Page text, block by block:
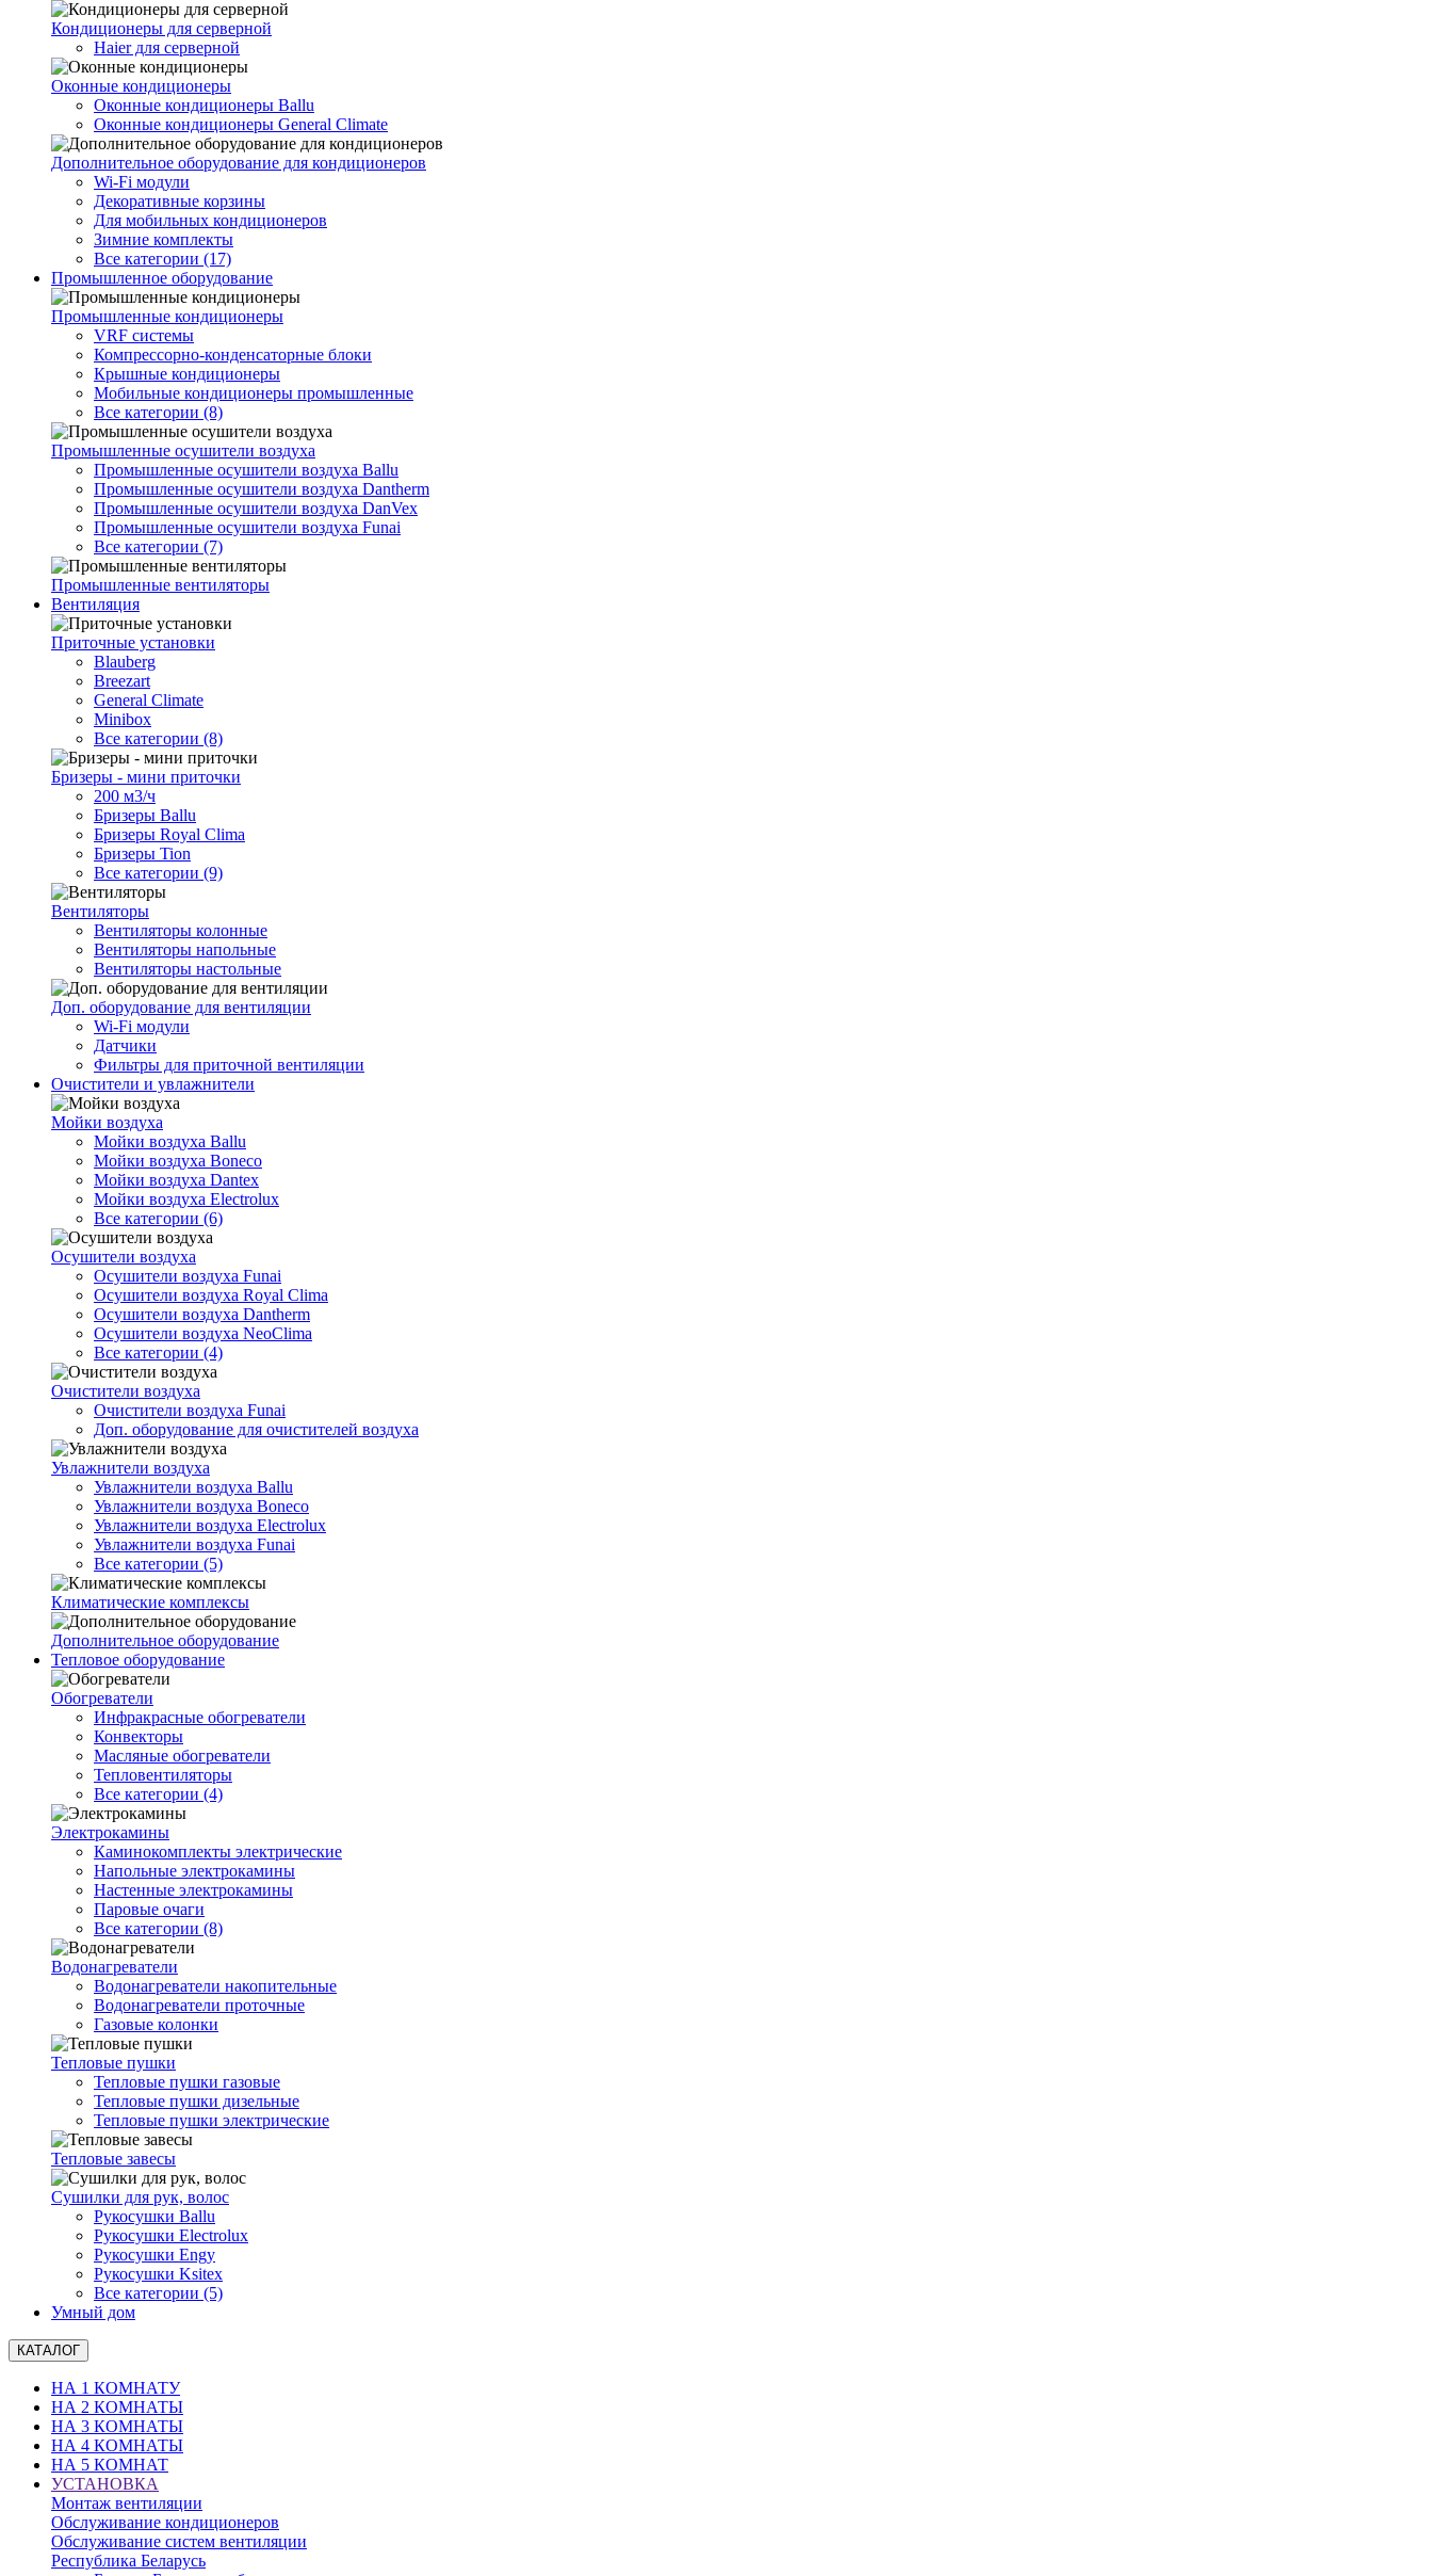
Кондиционеры для серверной
Haier для серверной
Оконные кондиционеры
Оконные кондиционеры Ballu
Оконные кондиционеры General Climate
Дополнительное оборудование для кондиционеров
Wi-Fi модули
Декоративные корзины
Для мобильных кондиционеров
Зимние комплекты
Все категории (17)
Промышленное оборудование
Промышленные кондиционеры
VRF системы
Компрессорно-конденсаторные блоки
Крышные кондиционеры
Мобильные кондиционеры промышленные
Все категории (8)
Промышленные осушители воздуха
Промышленные осушители воздуха Ballu
Промышленные осушители воздуха Dantherm
Промышленные осушители воздуха DanVex
Промышленные осушители воздуха Funai
Все категории (7)
Промышленные вентиляторы
Вентиляция
Приточные установки
Blauberg
Breezart
General Climate
Minibox
Все категории (8)
Бризеры - мини приточки
200 м3/ч
Бризеры Ballu
Бризеры Royal Clima
Бризеры Tion
Все категории (9)
Вентиляторы
Вентиляторы колонные
Вентиляторы напольные
Вентиляторы настольные
Доп. оборудование для вентиляции
Wi-Fi модули
Датчики
Фильтры для приточной вентиляции
Очистители и увлажнители
Мойки воздуха
Мойки воздуха Ballu
Мойки воздуха Boneco
Мойки воздуха Dantex
Мойки воздуха Electrolux
Все категории (6)
Осушители воздуха
Осушители воздуха Funai
Осушители воздуха Royal Clima
Осушители воздуха Dantherm
Осушители воздуха NeoClima
Все категории (4)
Очистители воздуха
Очистители воздуха Funai
Доп. оборудование для очистителей воздуха
Увлажнители воздуха
Увлажнители воздуха Ballu
Увлажнители воздуха Boneco
Увлажнители воздуха Electrolux
Увлажнители воздуха Funai
Все категории (5)
Климатические комплексы
Дополнительное оборудование
Тепловое оборудование
Обогреватели
Инфракрасные обогреватели
Конвекторы
Масляные обогреватели
Тепловентиляторы
Все категории (4)
Электрокамины
Каминокомплекты электрические
Напольные электрокамины
Настенные электрокамины
Паровые очаги
Все категории (8)
Водонагреватели
Водонагреватели накопительные
Водонагреватели проточные
Газовые колонки
Тепловые пушки
Тепловые пушки газовые
Тепловые пушки дизельные
Тепловые пушки электрические
Тепловые завесы
Сушилки для рук, волоc
Рукосушки Ballu
Рукосушки Electrolux
Рукосушки Engy
Рукосушки Ksitex
Все категории (5)
Умный дом
КАТАЛОГ
НА 1 КОМНАТУ
НА 2 КОМНАТЫ
НА 3 КОМНАТЫ
НА 4 КОМНАТЫ
НА 5 КОМНАТ
УСТАНОВКА
Монтаж вентиляции
Обслуживание кондиционеров
Обслуживание систем вентиляции
Республика Беларусь